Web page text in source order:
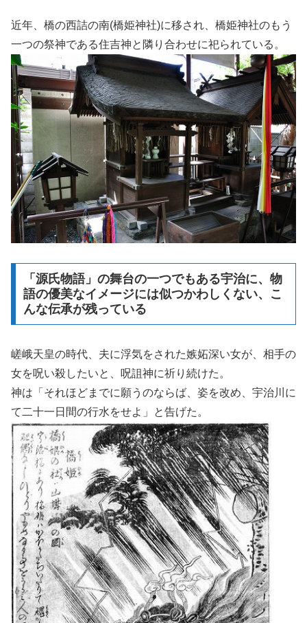
近年、橋の西詰の南(橋姫神社)に移され、橋姫神社のもう
一つの祭神である住吉神と隣り合わせに祀られている。
「源氏物語」の舞台の一つでもある宇治に、物
語の優美なイメージには似つかわしくない、こ
んな伝承が残っている
嵯峨天皇の時代、夫に浮気をされた嫉妬深い女が、相手の
女を呪い殺したいと、呪詛神に祈り続けた。
神は「それほどまでに願うのならば、姿を改め、宇治川に
て二十一日間の行水をせよ」と告げた。